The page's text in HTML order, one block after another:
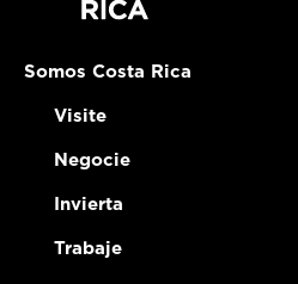
Somos Costa Rica
Visite
Negocie
Invierta
Trabaje